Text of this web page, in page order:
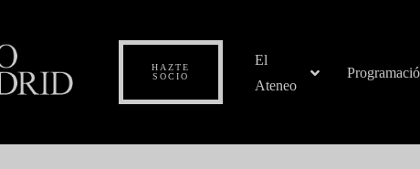
HAZTE
SOCIO
El
Ateneo